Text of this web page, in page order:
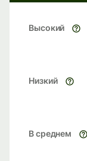
Высокий
Низкий
В среднем